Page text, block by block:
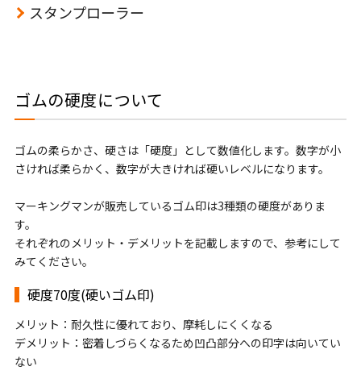
スタンプローラー
ゴムの硬度について
ゴムの柔らかさ、硬さは「硬度」として数値化します。数字が小
さければ柔らかく、数字が大きければ硬いレベルになります。
マーキングマンが販売しているゴム印は3種類の硬度がありま
す。
それぞれのメリット・デメリットを記載しますので、参考にして
みてください。
硬度70度(硬いゴム印)
メリット：耐久性に優れており、摩耗しにくくなる
デメリット：密着しづらくなるため凹凸部分への印字は向いてい
ない